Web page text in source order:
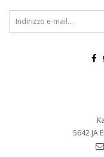
5642 JA